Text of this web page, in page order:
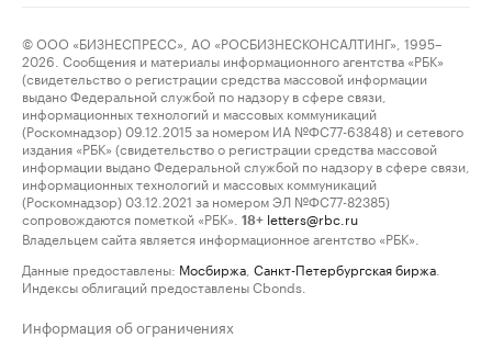
© ООО «БИЗНЕСПРЕСС», АО «РОСБИЗНЕСКОНСАЛТИНГ», 1995–
2026. Сообщения и материалы информационного агентства «РБК»
(свидетельство о регистрации средства массовой информации
выдано Федеральной службой по надзору в сфере связи,
информационных технологий и массовых коммуникаций
(Роскомнадзор) 09.12.2015 за номером ИА №ФС77-63848) и сетевого
издания «РБК» (свидетельство о регистрации средства массовой
информации выдано Федеральной службой по надзору в сфере связи,
информационных технологий и массовых коммуникаций
(Роскомнадзор) 03.12.2021 за номером ЭЛ №ФС77-82385)
сопровождаются пометкой «РБК».
18+ letters@rbc.ru
Владельцем сайта является информационное агентство «РБК».
Данные предоставлены: Мосбиржа Санкт-Петербургская биржа
Индексы облигаций предоставлены Cbonds.
Информация об ограничениях